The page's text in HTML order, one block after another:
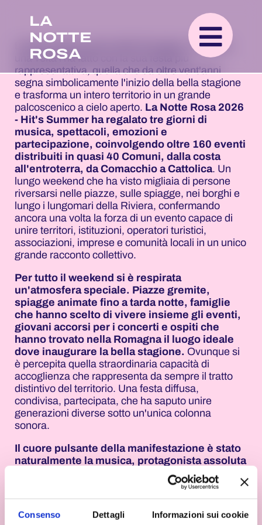
Consenso Dettagli Informazioni sui cookie
LA
NOTTE
ROSA
L'estate italiana parte dalla Romagna. E ancora
una volta l’ha fatto con la sua festa più
rappresentativa, quella che da oltre vent'anni
segna simbolicamente l'inizio della bella stagione
e trasforma un intero territorio in un grande
palcoscenico a cielo aperto. La Notte Rosa 2026
- Hit's Summer ha regalato tre giorni di
musica, spettacoli, emozioni e
partecipazione, coinvolgendo oltre 160 eventi
distribuiti in quasi 40 Comuni, dalla costa
all'entroterra, da Comacchio a Cattolica. Un
lungo weekend che ha visto migliaia di persone
riversarsi nelle piazze, sulle spiagge, nei borghi e
lungo i lungomari della Riviera, confermando
ancora una volta la forza di un evento capace di
unire territori, istituzioni, operatori turistici,
associazioni, imprese e comunità locali in un unico
grande racconto collettivo.
Per tutto il weekend si è respirata
un'atmosfera speciale. Piazze gremite,
spiagge animate fino a tarda notte, famiglie
che hanno scelto di vivere insieme gli eventi,
giovani accorsi per i concerti e ospiti che
hanno trovato nella Romagna il luogo ideale
dove inaugurare la bella stagione. Ovunque si
è percepita quella straordinaria capacità di
accoglienza che rappresenta da sempre il tratto
distintivo del territorio. Una festa diffusa,
condivisa, partecipata, che ha saputo unire
generazioni diverse sotto un'unica colonna
sonora.
Il cuore pulsante della manifestazione è stato
naturalmente la musica, protagonista assoluta
di un programma che ha attraversato generi,
. Ma la vera forza della
Notte Rosa sta soprattutto nella capacità di
raccontare un territorio nella sua interezza. Dai
concerti jazz agli appuntamenti culturali nei borghi